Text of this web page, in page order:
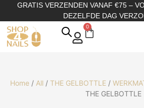
GRATIS VERZENDEN VANAF €75 –
DEZELFDE DAG
0
Home / All / THE GELBOTTLE /
THE GELBOTTLE